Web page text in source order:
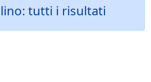
tutti i risultati